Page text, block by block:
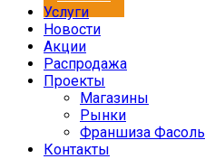
Услуги
Новости
Акции
Распродажа
Проекты
Магазины
Рынки
Франшиза Фасоль
Контакты